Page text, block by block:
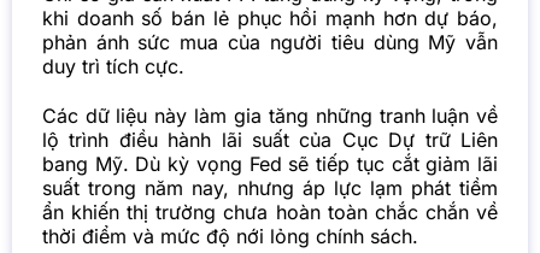
khi doanh số bán lẻ phục hồi mạnh hơn dự báo,
phản ánh sức mua của người tiêu dùng Mỹ vẫn
duy trì tích cực.
Các dữ liệu này làm gia tăng những tranh luận về
lộ trình điều hành lãi suất của Cục Dự trữ Liên
bang Mỹ. Dù kỳ vọng Fed sẽ tiếp tục cắt giảm lãi
suất trong năm nay, nhưng áp lực lạm phát tiềm
ẩn khiến thị trường chưa hoàn toàn chắc chắn về
thời điểm và mức độ nới lỏng chính sách.